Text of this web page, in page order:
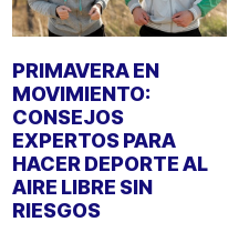
PRIMAVERA EN
MOVIMIENTO:
CONSEJOS
EXPERTOS PARA
HACER DEPORTE AL
AIRE LIBRE SIN
RIESGOS